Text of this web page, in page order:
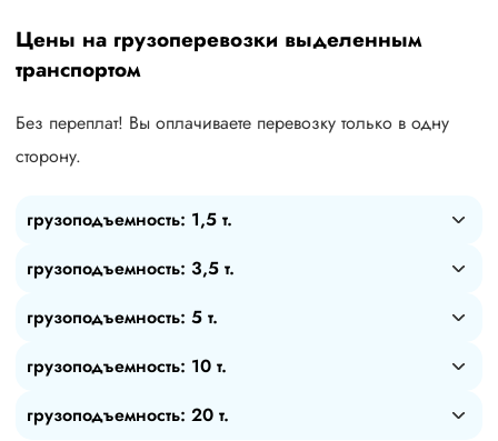
Цены на грузоперевозки выделенным
транспортом
Без переплат! Вы оплачиваете перевозку только в одну
сторону.
грузоподъемность: 1,5 т.
грузоподъемность: 3,5 т.
грузоподъемность: 5 т.
грузоподъемность: 10 т.
грузоподъемность: 20 т.